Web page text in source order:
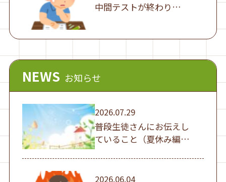
中間テストが終わり…
NEWS お知らせ
2026.07.29
普段生徒さんにお伝えし
ていること（夏休み編
①）
2026.06.04